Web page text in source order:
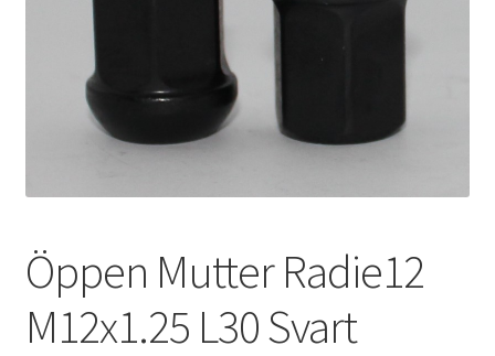
Hjälp/FAQ
Öppen Mutter Radie12
M12x1.25 L30 Svart